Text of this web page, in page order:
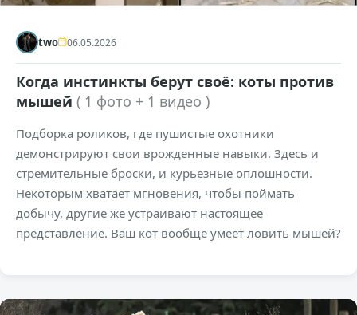
two 06.05.2026
Когда инстинкты берут своё: коты против
мышей ( 1 фото + 1 видео )
Подборка роликов, где пушистые охотники
демонстрируют свои врожденные навыки. Здесь и
стремительные броски, и курьезные оплошности.
Некоторым хватает мгновения, чтобы поймать
добычу, другие же устраивают настоящее
представление. Ваш кот вообще умеет ловить мышей?